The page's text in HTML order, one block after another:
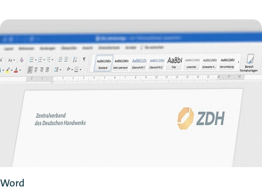
Word